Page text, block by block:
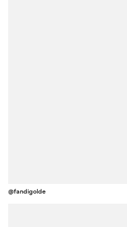
@fandigolde